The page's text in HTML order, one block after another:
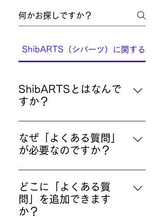
ShibARTS（シバーツ）に関するご質
ShibARTSとはなんで
すか？
「ShibARTS」は、ファンクラ
ブ・仲間たちとの交流・オンライ
ンレッスンの３つの機能を併せ持
動画を通じて絵に興味を持ち始め
たあなた。同じ趣味を持った仲間
たちと気軽に交流してみたいあな
なぜ「よくある質問」
が必要なのですか？
「よくある質問」を追加すると、
サイト訪問者があなたのビジネス
に関する質問の答えをすばやく見
つけることができるため、サイト
どこに「よくある質
問」を追加できます
か？